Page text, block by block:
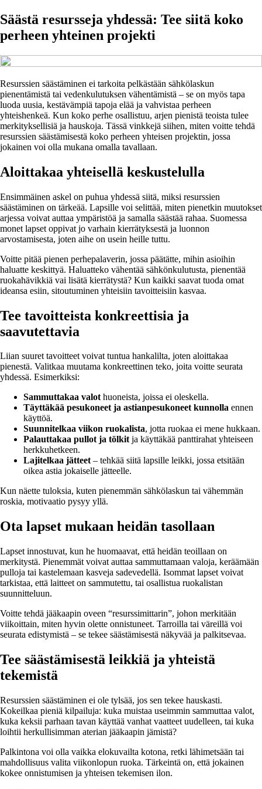
Säästä resursseja yhdessä: Tee siitä koko
perheen yhteinen projekti
Resurssien säästäminen ei tarkoita pelkästään sähkölaskun
pienentämistä tai vedenkulutuksen vähentämistä – se on myös tapa
luoda uusia, kestävämpiä tapoja elää ja vahvistaa perheen
yhteishenkeä. Kun koko perhe osallistuu, arjen pienistä teoista tulee
merkityksellisiä ja hauskoja. Tässä vinkkejä siihen, miten voitte tehdä
resurssien säästämisestä koko perheen yhteisen projektin, jossa
jokainen voi olla mukana omalla tavallaan.
Aloittakaa yhteisellä keskustelulla
Ensimmäinen askel on puhua yhdessä siitä, miksi resurssien
säästäminen on tärkeää. Lapsille voi selittää, miten pienetkin muutokset
arjessa voivat auttaa ympäristöä ja samalla säästää rahaa. Suomessa
monet lapset oppivat jo varhain kierrätyksestä ja luonnon
arvostamisesta, joten aihe on usein heille tuttu.
Voitte pitää pienen perhepalaverin, jossa päätätte, mihin asioihin
haluatte keskittyä. Haluatteko vähentää sähkönkulutusta, pienentää
ruokahävikkiä vai lisätä kierrätystä? Kun kaikki saavat tuoda omat
ideansa esiin, sitoutuminen yhteisiin tavoitteisiin kasvaa.
Tee tavoitteista konkreettisia ja
saavutettavia
Liian suuret tavoitteet voivat tuntua hankalilta, joten aloittakaa
pienestä. Valitkaa muutama konkreettinen teko, joita voitte seurata
yhdessä. Esimerkiksi:
Sammuttakaa valothuoneista, joissa ei oleskella.
Täyttäkää pesukoneet ja astianpesukoneet kunnolla ennen
käyttöä.
Suunnitelkaa viikon ruokalista, jotta ruokaa ei mene hukkaan.
Palauttakaa pullot ja tölkitja käyttäkää panttirahat yhteiseen
herkkuhetkeen.
Lajitelkaa jätteet– tehkää siitä lapsille leikki, jossa etsitään
oikea astia jokaiselle jätteelle.
Kun näette tuloksia, kuten pienemmän sähkölaskun tai vähemmän
roskia, motivaatio pysyy yllä.
Ota lapset mukaan heidän tasollaan
Lapset innostuvat, kun he huomaavat, että heidän teoillaan on
merkitystä. Pienemmät voivat auttaa sammuttamaan valoja, keräämään
pulloja tai kastelemaan kasveja sadevedellä. Isommat lapset voivat
tarkistaa, että laitteet on sammutettu, tai osallistua ruokalistan
suunnitteluun.
Voitte tehdä jääkaapin oveen “resurssimittarin”, johon merkitään
viikoittain, miten hyvin olette onnistuneet. Tarroilla tai väreillä voi
seurata edistymistä – se tekee säästämisestä näkyvää ja palkitsevaa.
Tee säästämisestä leikkiä ja yhteistä
tekemistä
Resurssien säästäminen ei ole tylsää, jos sen tekee hauskasti.
Kokeilkaa pieniä kilpailuja: kuka muistaa useimmin sammuttaa valot,
kuka keksii parhaan tavan käyttää vanhat vaatteet uudelleen, tai kuka
loihtii herkullisimman aterian jääkaapin jämistä?
Palkintona voi olla vaikka elokuvailta kotona, retki lähimetsään tai
mahdollisuus valita viikonlopun ruoka. Tärkeintä on, että jokainen
kokee onnistumisen ja yhteisen tekemisen ilon.